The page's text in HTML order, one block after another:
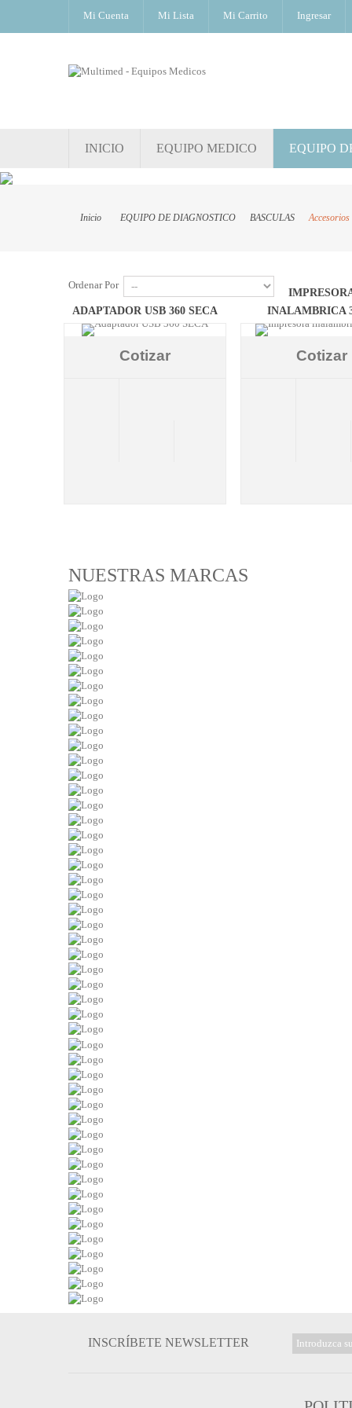
Mi Cuenta Mi Lista Mi Carrito Ingresar
INICIO EQUIPO MEDICO EQUIPO
Inicio EQUIPO DE DIAGNOSTICO BASCULAS Accesorios
Ordenar Por
ADAPTADOR USB 360 SECA
Cotizar
INALAMBRICA
Cotizar
NUESTRAS MARCAS
INSCRÍBETE NEWSLETTER